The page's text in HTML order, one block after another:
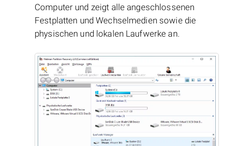
Computer und zeigt alle angeschlossenen
Festplatten und Wechselmedien sowie die
physischen und lokalen Laufwerke an.